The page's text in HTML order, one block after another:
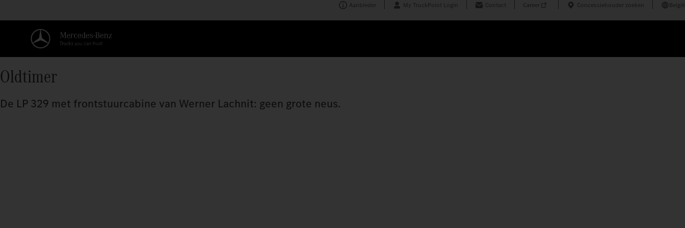
Aanbieder My TruckPoint Login Contact Career Concessiehouder zoeken België
Oldtimer
De LP 329 met frontstuurcabine van Werner Lachnit: geen grote neus.